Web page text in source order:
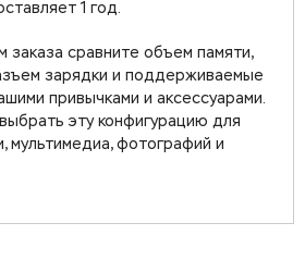
1 год.
заказа сравните объем памяти,
зарядки и поддерживаемые
привычками и аксессуарами.
эту конфигурацию для
мультимедиа, фотографий и